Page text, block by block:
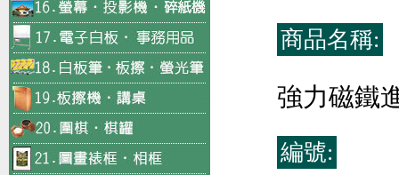
商品名稱:
強力磁鐵
編號: